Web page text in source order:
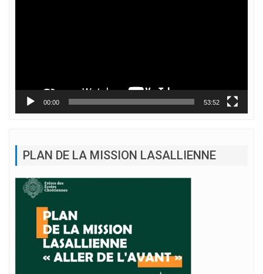
00:00 53:52
PLAN DE LA MISSION LASALLIENNE